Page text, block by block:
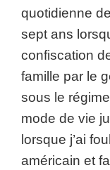
quotidienne
sept ans
confiscation
famille par le
sous le
mode de vie
lorsque j’ai
américain et